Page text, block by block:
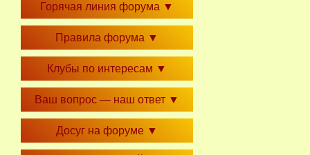
Горячая линия форума ▼
Правила форума ▼
Клубы по интересам ▼
Ваш вопрос — наш ответ ▼
Досуг на форуме ▼